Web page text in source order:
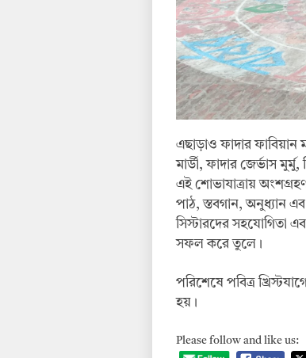
এছাড়াও ফাদার ফাবিয়ান
মার্ডী, ফাদার জের্ভাস
এই শোভাযাত্রায় অংশগ্রহণ
পাঠ, স্তবগান, অনুধ্যান
সিস্টারদের সহযোগিতা
সফল করে তুলে।
পরিশেষে পবিত্র
হয়।
Please follow and like us: